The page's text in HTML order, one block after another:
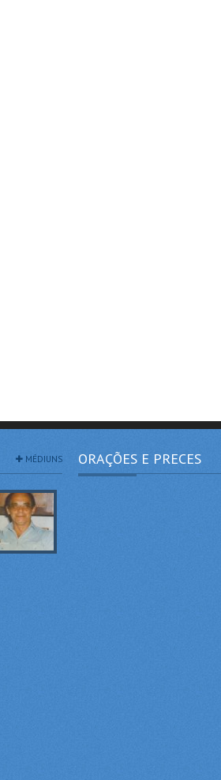
MÉDIUNS ORAÇÕES E PRECES